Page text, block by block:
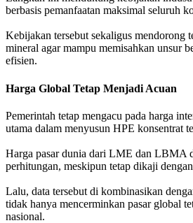
berbasis pemanfaatan maksimal seluruh
Kebijakan tersebut sekaligus mendorong
mineral agar mampu memisahkan unsur
efisien.
Harga Global Tetap Menjadi Acuan
Pemerintah tetap mengacu pada harga
utama dalam menyusun HPE konsentrat
Harga pasar dunia dari LME dan LBMA
perhitungan, meskipun tetap dikaji
Lalu, data tersebut di kombinasikan
tidak hanya mencerminkan pasar global
nasional.